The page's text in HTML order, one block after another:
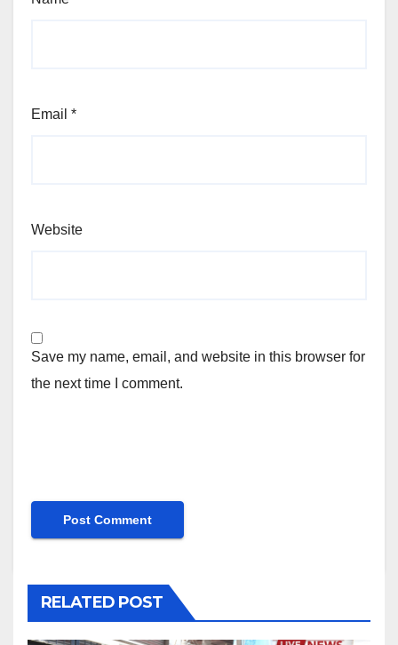
Email *
Website
Save my name, email, and website in this browser for
the next time I comment.
RELATED POST